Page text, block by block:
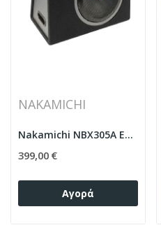
NAKAMICHI
Nakamichi NBX305A Ενεργό Subwoofer Box 12"
399,00 €
Αγορά